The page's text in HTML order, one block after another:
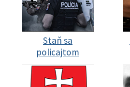
Staň sa
policajtom